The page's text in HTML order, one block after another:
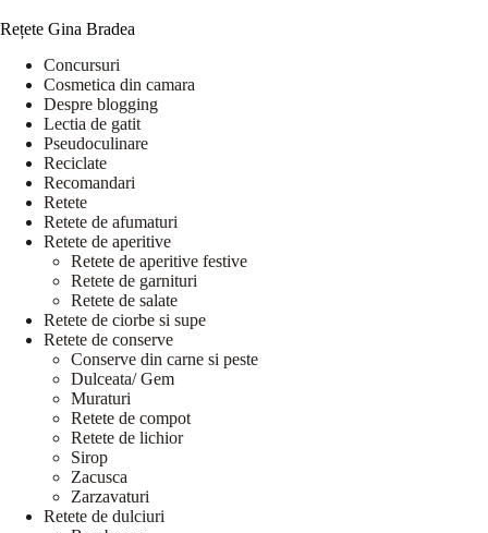
Rețete Gina Bradea
Concursuri
Cosmetica din camara
Despre blogging
Lectia de gatit
Pseudoculinare
Reciclate
Recomandari
Retete
Retete de afumaturi
Retete de aperitive
Retete de aperitive festive
Retete de garnituri
Retete de salate
Retete de ciorbe si supe
Retete de conserve
Conserve din carne si peste
Dulceata/ Gem
Muraturi
Retete de compot
Retete de lichior
Sirop
Zacusca
Zarzavaturi
Retete de dulciuri